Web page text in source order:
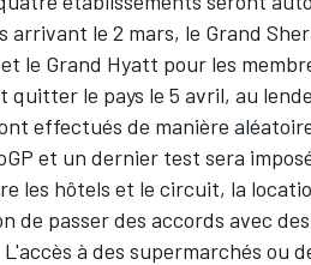
arrivant le 2 mars, le Grand
le Grand Hyatt pour les
quitter le pays le 5 avril, au
effectués de manière
et un dernier test sera
les hôtels et le circuit, la
de passer des accords avec
à des supermarchés ou